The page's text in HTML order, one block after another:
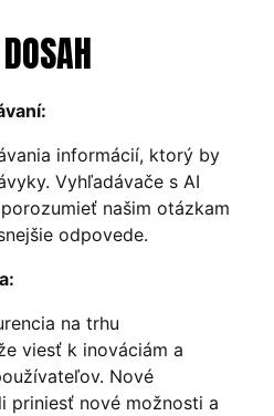
informácií, ktorý by
Vyhľadávače s AI
našim otázkam
odpovede.
na trhu
viesť k inováciám a
Nové
priniesť nové možnosti a